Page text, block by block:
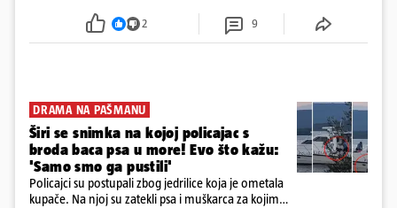
poslovanje nekretninama, a od osnutka nema
2 9
DRAMA NA PAŠMANU
Širi se snimka na kojoj policajac s
broda baca psa u more! Evo što kažu:
'Samo smo ga pustili'
Policajci su postupali zbog jedrilice koja je ometala
kupače. Na njoj su zatekli psa i muškarca za kojim